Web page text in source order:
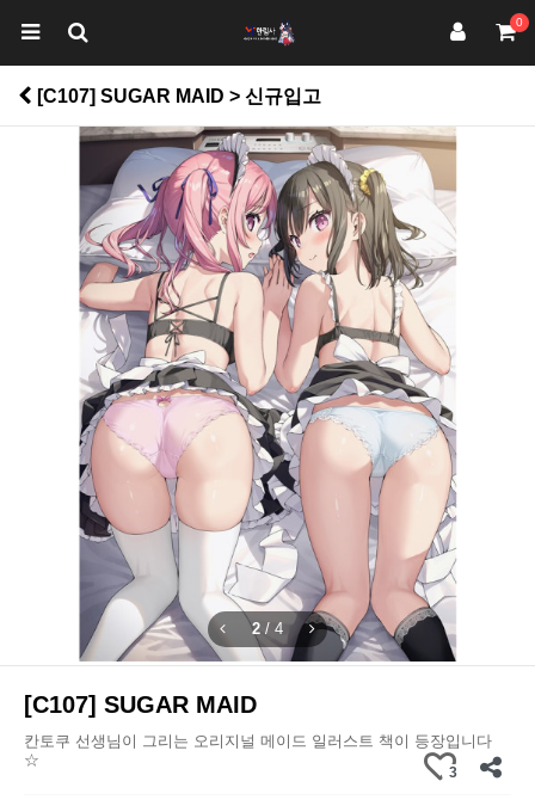
0
[C107] SUGAR MAID > 신규입고
2 / 4
[C107] SUGAR MAID
칸토쿠 선생님이 그리는 오리지널 메이드 일러스트 책이 등장입니다
☆
3